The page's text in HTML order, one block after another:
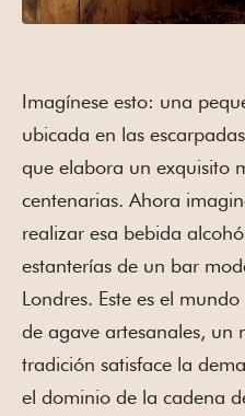
Imagínese esto: una
ubicada en las
que elabora un exquisito
centenarias. Ahora
realizar esa bebida
estanterías de un bar
Londres. Este es el
de agave artesanales, un
tradición satisface la
el dominio de la cadena